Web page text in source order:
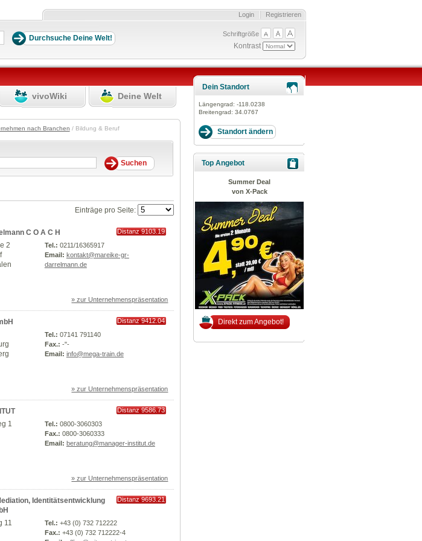
Registrieren
Login
Schriftgröße
Kontrast
vivoWiki Deine Welt
nach Branchen / Bildung & Beruf
Einträge pro Seite:
C O A C H
Distanz 9103.19
2
Tel.: 0211/16365917
Email: kontakt@mareike-gr-
darrelmann.de
» zur Unternehmenspräsentation
Distanz 9412.04
Tel.: 07141 791140
Fax.: -"-
Email: info@mega-train.de
» zur Unternehmenspräsentation
Distanz 9586.73
1
Tel.: 0800-3060303
Fax.: 0800-3060333
Email: beratung@manager-institut.de
» zur Unternehmenspräsentation
Identitätsentwicklung
Distanz 9693.21
11
Tel.: +43 (0) 732 712222
Fax.: +43 (0) 732 712222-4
Dein Standort
Längengrad: -118.0238
Breitengrad: 34.0767
Top Angebot
Summer Deal
von X-Pack
Direkt zum Angebot!